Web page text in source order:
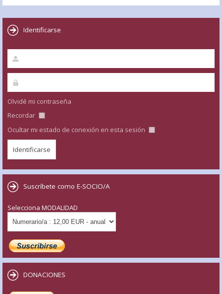
Identificarse
Olvidé mi contraseña
Recordar
Ocultar mi estado de conexión en esta sesión
Suscríbete como E-SOCIO/A
Selecciona MODALIDAD
DONACIONES